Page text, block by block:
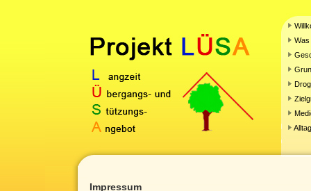
Impressum
Was
Alltag